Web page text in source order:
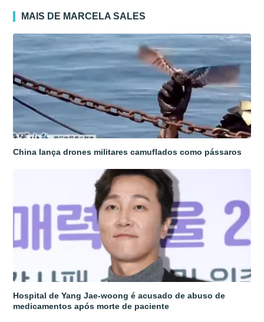
MAIS DE MARCELA SALES
China lança drones militares camuflados como pássaros
Hospital de Yang Jae-woong é acusado de abuso de
medicamentos após morte de paciente